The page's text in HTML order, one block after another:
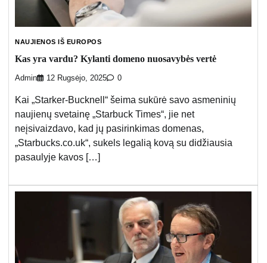
NAUJIENOS IŠ EUROPOS
Kas yra vardu? Kylanti domeno nuosavybės vertė
Admin 12 Rugsėjo, 2025 0
Kai „Starker-Bucknell“ šeima sukūrė savo asmeninių
naujienų svetainę „Starbuck Times“, jie net
neįsivaizdavo, kad jų pasirinkimas domenas,
„Starbucks.co.uk“, sukels legalią kovą su didžiausia
pasaulyje kavos […]